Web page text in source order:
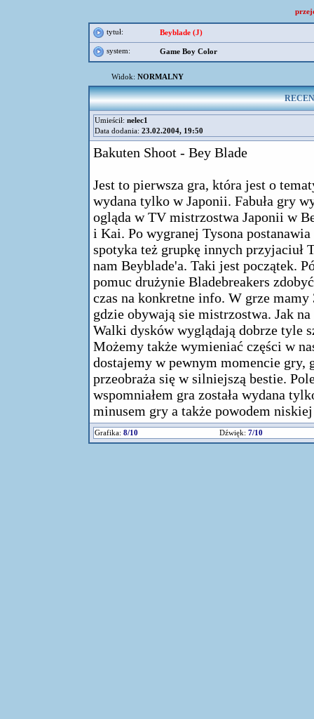
tytuł: Beyblade (J)
system: Game Boy Color
Widok: NORMALNY
Umieścił: nelec1
Data dodania: 23.02.2004, 19:50
Bakuten Shoot - Bey Blade
Jest to pierwsza gra, która jest o
wydana tylko w Japonii. Fabuła gry
ogląda w TV mistrzostwa Japonii w
i Kai. Po wygranej Tysona
spotyka też grupkę innych przyjaciuł
nam Beyblade'a. Taki jest początek.
pomuc drużynie Bladebreakers
czas na konkretne info. W grze
gdzie obywają sie mistrzostwa. Jak
Walki dysków wyglądają dobrze tyle
Możemy także wymieniać części w
dostajemy w pewnym momencie gry,
przeobraża się w silniejszą bestie.
wspomniałem gra została wydana
minusem gry a także powodem
Grafika: 8/10 Dźwięk: 7/10